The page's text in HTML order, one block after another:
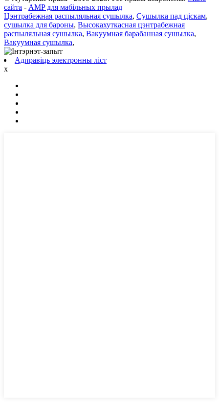
сайта - AMP для мабільных прылад
Цэнтрабежная распыляльная сушылка, Сушылка пад ціскам,
сушылка для бароны, Высокахуткасная цэнтрабежная
распыляльная сушылка, Вакуумная барабанная сушылка,
Вакуумная сушылка,
Адправіць электронны ліст
x